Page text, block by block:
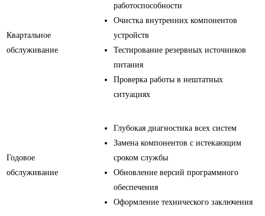
Квартальное
обслуживание
работоспособности
Очистка внутренних компонентов
устройств
Тестирование резервных источников
питания
Проверка работы в нештатных
ситуациях
Годовое
обслуживание
Глубокая диагностика всех систем
Замена компонентов с истекающим
сроком службы
Обновление версий программного
обеспечения
Оформление технического заключения